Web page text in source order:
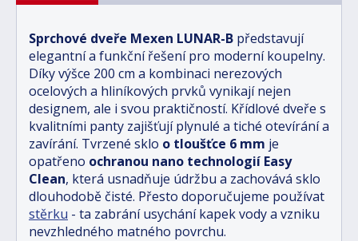
Sprchové dveře Mexen LUNAR-B představují
elegantní a funkční řešení pro moderní koupelny.
Díky výšce 200 cm a kombinaci nerezových
ocelových a hliníkových prvků vynikají nejen
designem, ale i svou praktičností. Křídlové dveře s
kvalitními panty zajišťují plynulé a tiché otevírání a
zavírání. Tvrzené sklo o tloušťce 6 mm je
opatřeno ochranou nano technologií Easy
Clean, která usnadňuje údržbu a zachovává sklo
dlouhodobě čisté. Přesto doporučujeme používat
stěrku - ta zabrání usychání kapek vody a vzniku
nevzhledného matného povrchu.